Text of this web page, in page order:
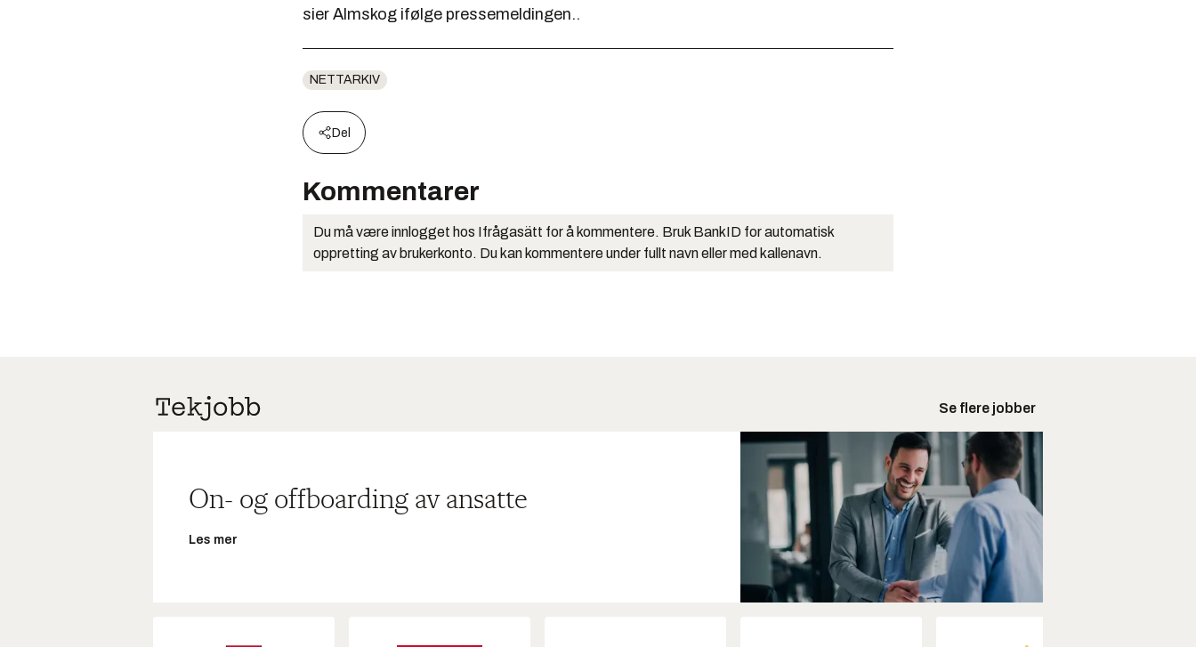
sier Almskog ifølge pressemeldingen..
NETTARKIV
Del
Kommentarer
Du må være innlogget hos Ifrågasätt for å kommentere. Bruk BankID for automatisk
oppretting av brukerkonto. Du kan kommentere under fullt navn eller med kallenavn.
Se flere jobber
On- og offboarding av ansatte
Les mer